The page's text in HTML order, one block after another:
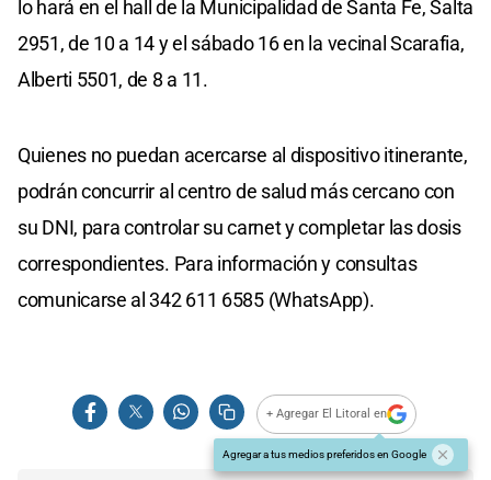
lo hará en el hall de la Municipalidad de Santa Fe, Salta
2951, de 10 a 14 y el sábado 16 en la vecinal Scarafia,
Alberti 5501, de 8 a 11.
Quienes no puedan acercarse al dispositivo itinerante,
podrán concurrir al centro de salud más cercano con
su DNI, para controlar su carnet y completar las dosis
correspondientes. Para información y consultas
comunicarse al 342 611 6585 (WhatsApp).
+ Agregar El Litoral en
Agregar a tus medios preferidos en Google